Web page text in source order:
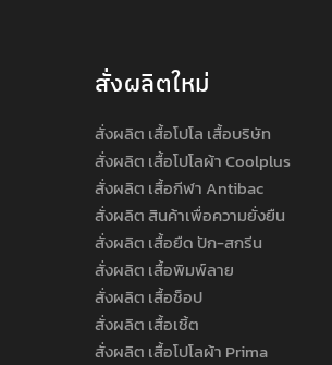
สั่งผลิตใหม่
สั่งผลิต เสื้อโปโล เสื้อบริษัท
สั่งผลิต เสื้อโปโลผ้า Coolplus
สั่งผลิต เสื้อกีฬา Antibac
สั่งผลิต สินค้าเพื่อความยั่งยืน
สั่งผลิต เสื้อยืด ปัก-สกรีน
สั่งผลิต เสื้อพิมพ์ลาย
สั่งผลิต เสื้อช็อป
สั่งผลิต เสื้อเชิ้ต
สั่งผลิต เสื้อโปโลผ้า Prima